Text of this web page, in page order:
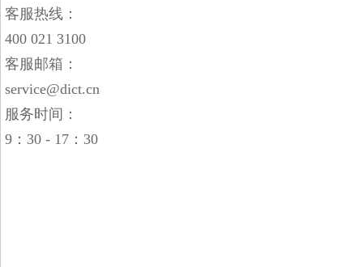
客服热线：
400 021 3100
客服邮箱：
service@dict.cn
服务时间：
9：30 - 17：30